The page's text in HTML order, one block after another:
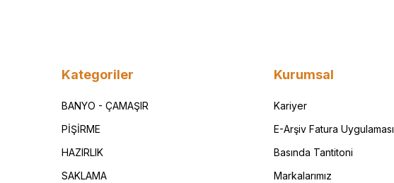
Kategoriler
BANYO - ÇAMAŞIR
PİŞİRME
HAZIRLIK
SAKLAMA
Kurumsal
Kariyer
E-Arşiv Fatura Uygulaması
Basında Tantitoni
Markalarımız